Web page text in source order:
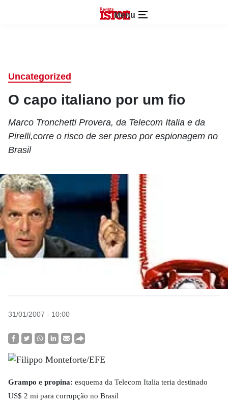
Menu
Uncategorized
O capo italiano por um fio
Marco Tronchetti Provera, da Telecom Italia e da
Pirelli,corre o risco de ser preso por espionagem no
Brasil
31/01/2007 - 10:00
Grampo e propina: esquema da Telecom Italia teria destinado
US$ 2 mi para corrupção no Brasil